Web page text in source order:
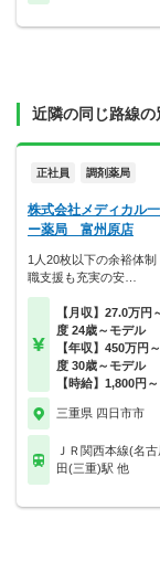
近隣の同じ路線
正社員 調剤薬局
株式会社メディカル
ー薬局 富州原店
1人20枚以下の余裕体制
職支援も充実の安…
【月収】27.0万円
度 24歳～モデル
【年収】450万円
度 30歳～モデル
【時給】1,800円～
三重県 四日市市
ＪＲ関西本線(名
田(三重)駅 他